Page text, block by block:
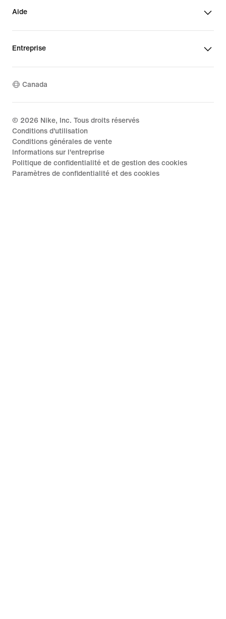
Aide
Entreprise
Canada
© 2026 Nike, Inc. Tous droits réservés
Conditions d'utilisation
Conditions générales de vente
Informations sur l'entreprise
Politique de confidentialité et de gestion des cookies
Paramètres de confidentialité et des cookies